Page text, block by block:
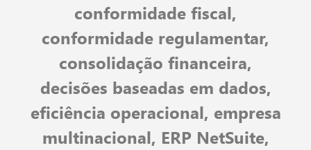
conformidade fiscal,
conformidade regulamentar,
consolidação financeira,
decisões baseadas em dados,
eficiência operacional, empresa
multinacional, ERP NetSuite,